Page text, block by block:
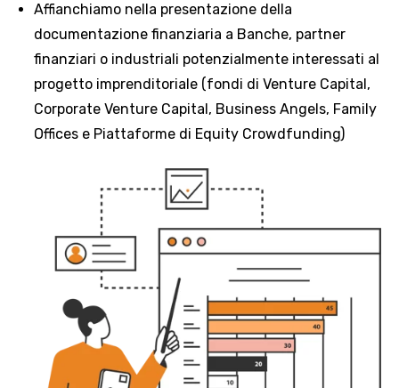
Affianchiamo nella presentazione della
documentazione finanziaria a Banche, partner
finanziari o industriali potenzialmente interessati al
progetto imprenditoriale (fondi di Venture Capital,
Corporate Venture Capital, Business Angels, Family
Offices e Piattaforme di Equity Crowdfunding)